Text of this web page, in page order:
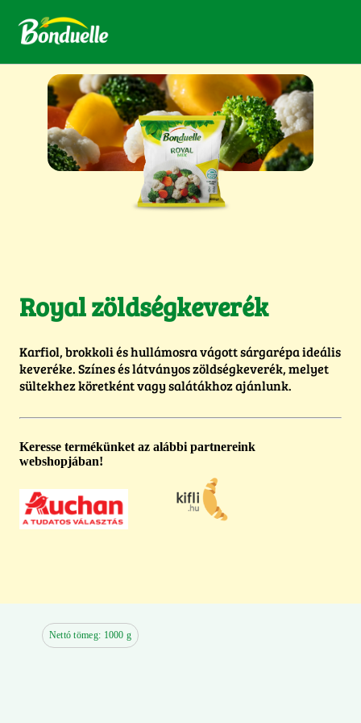
Royal zöldségkeverék
Karfiol, brokkoli és hullámosra vágott sárgarépa ideális
keveréke. Színes és látványos zöldségkeverék, melyet
sültekhez köretként vagy salátákhoz ajánlunk.
Keresse termékünket az alábbi partnereink
webshopjában!
Nettó tömeg: 1000 g